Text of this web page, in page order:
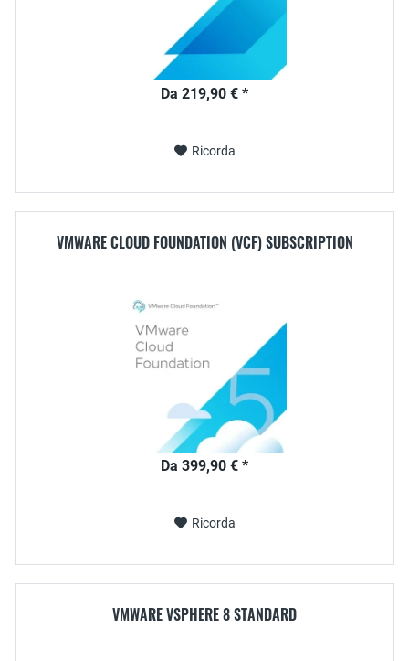
Da 219,90 € *
Ricorda
VMWARE CLOUD FOUNDATION (VCF) SUBSCRIPTION
Da 399,90 € *
Ricorda
VMWARE VSPHERE 8 STANDARD